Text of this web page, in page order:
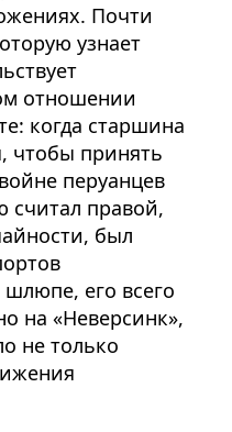
Почти
узнает
отношении
когда старшина
чтобы принять
перуанцев
считал правой,
был
его всего
на «Неверсинк»,
не только